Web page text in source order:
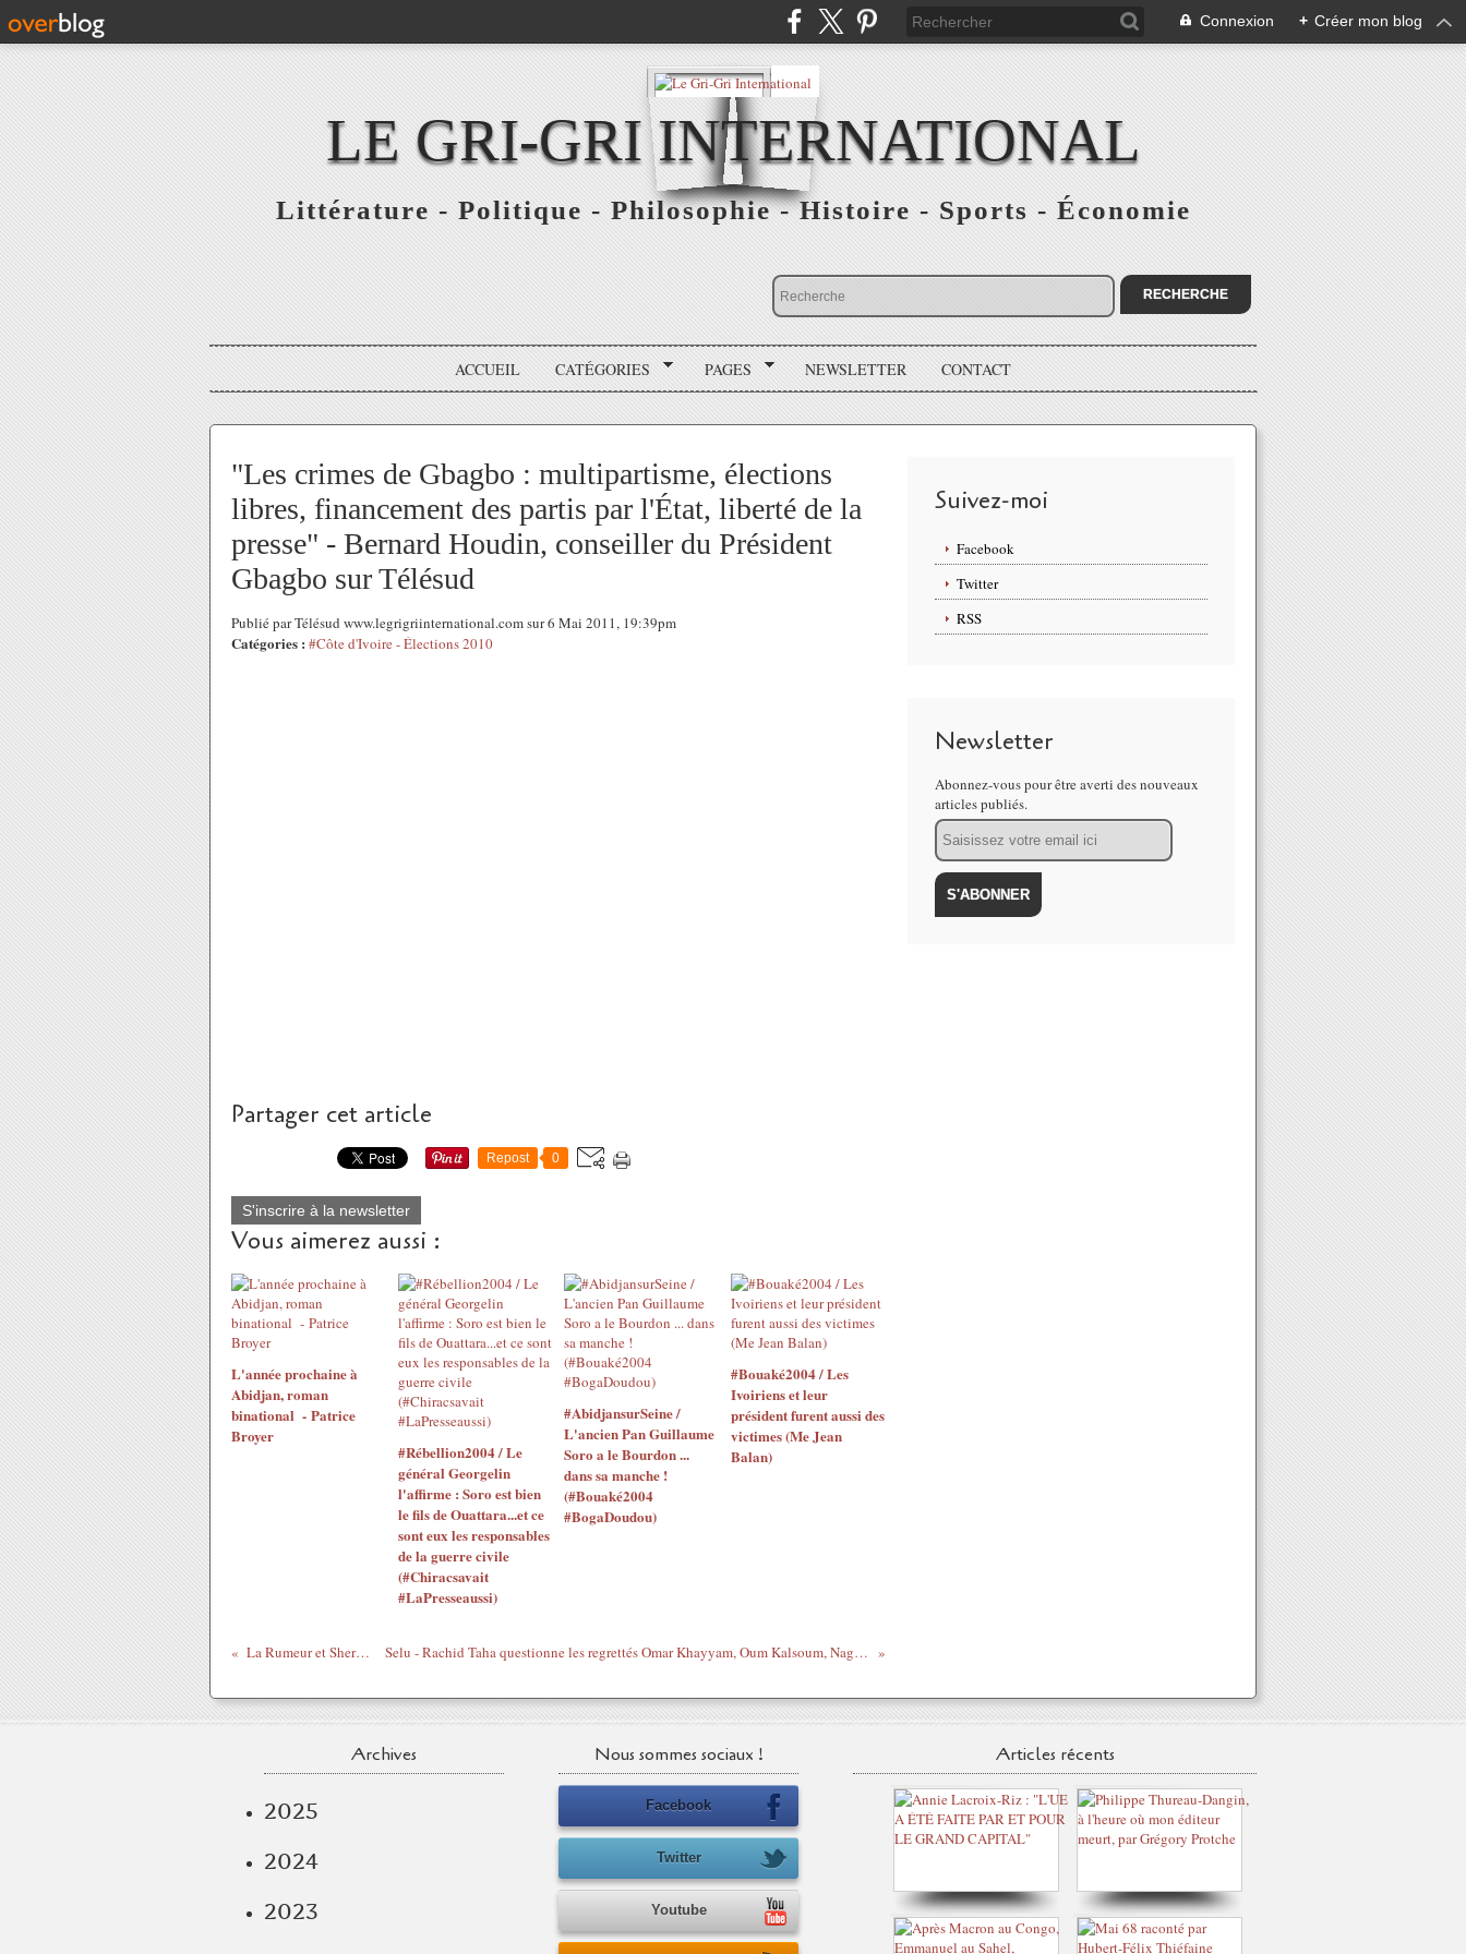
Connexion + Créer mon blog
LE GRI-GRI INTERNATIONAL
Littérature - Politique - Philosophie - Histoire - Sports - Économie
ACCUEIL CATÉGORIES PAGES NEWSLETTER CONTACT
"Les crimes de Gbagbo : multipartisme, élections
libres, financement des partis par l'État, liberté de la
presse" - Bernard Houdin, conseiller du Président
Gbagbo sur Télésud
Publié par Télésud www.legrigriinternational.com sur 6 Mai 2011, 19:39pm
Catégories : #Côte d'Ivoire - Élections 2010
Partager cet article
Repost 0
S'inscrire à la newsletter
Vous aimerez aussi :
L'année prochaine à
Abidjan, roman
binational - Patrice
Broyer
#Rébellion2004 / Le
général Georgelin
l'affirme : Soro est bien
le fils de Ouattara...et ce
sont eux les responsables
de la guerre civile
(#Chiracsavait
#LaPresseaussi)
#AbidjansurSeine /
L'ancien Pan Guillaume
Soro a le Bourdon ...
dans sa manche !
(#Bouaké2004
#BogaDoudou)
#Bouaké2004 / Les
Ivoiriens et leur
président furent aussi des
victimes (Me Jean
Balan)
La Rumeur et Sheryo - Mars 2011 Selu - Rachid Taha questionne les regrettés Omar Khayyam, Oum Kalsoum, Naguib Mahfouz, Frantz Fanon, Youssef Chahine ...
Suivez-moi
Facebook
Twitter
RSS
Newsletter
Abonnez-vous pour être averti des nouveaux
articles publiés.
Email
Archives
2025
2024
2023
Nous sommes sociaux !
Facebook
Twitter
Youtube
Articles récents